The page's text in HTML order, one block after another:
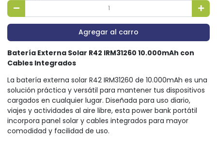
Agregar al carro
Batería Externa Solar R42 IRM31260 10.000mAh con
Cables Integrados
La batería externa solar R42 IRM31260 de 10.000mAh es una
solución práctica y versátil para mantener tus dispositivos
cargados en cualquier lugar. Diseñada para uso diario,
viajes y actividades al aire libre, esta power bank portátil
incorpora panel solar y cables integrados para mayor
comodidad y facilidad de uso.